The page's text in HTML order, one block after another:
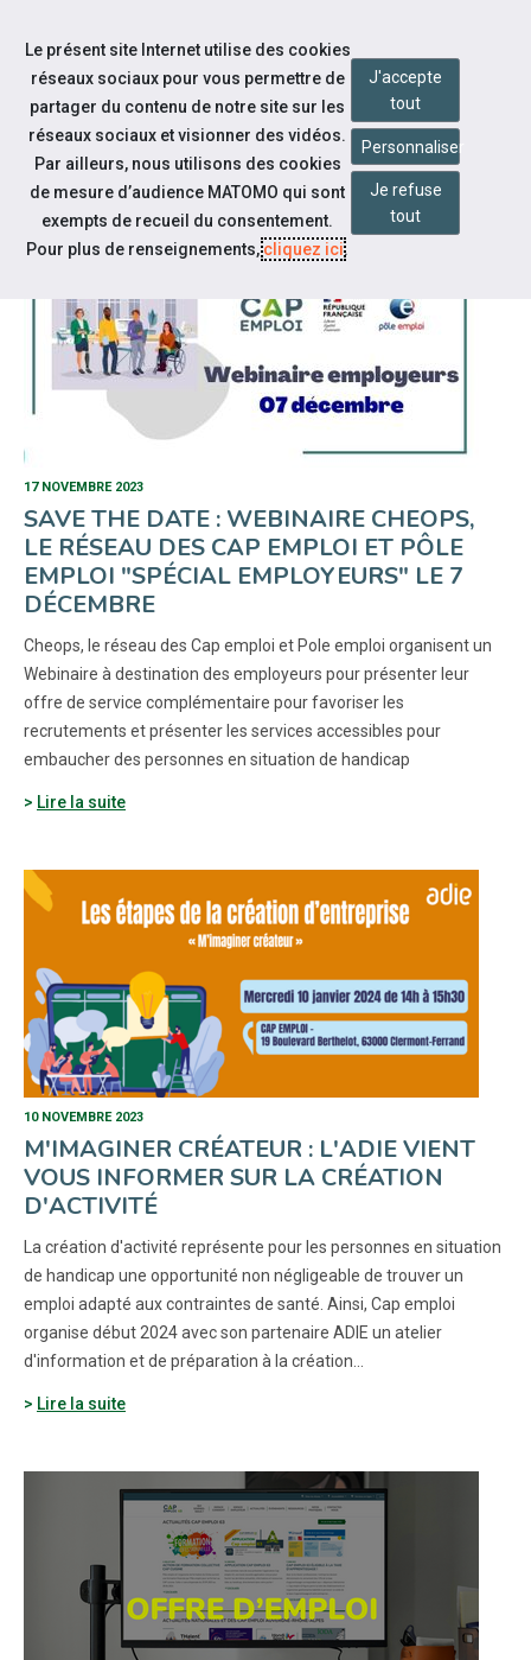
Aller au contenu
NOTRE ACTUALITÉ
17 NOVEMBRE 2023
SAVE THE DATE : WEBINAIRE CHEOPS,
LE RÉSEAU DES CAP EMPLOI ET PÔLE
EMPLOI "SPÉCIAL EMPLOYEURS" LE 7
DÉCEMBRE
Cheops, le réseau des Cap emploi et Pole emploi organisent un
Webinaire à destination des employeurs pour présenter leur
offre de service complémentaire pour favoriser les
recrutements et présenter les services accessibles pour
embaucher des personnes en situation de handicap
Lire la suite
10 NOVEMBRE 2023
M'IMAGINER CRÉATEUR : L'ADIE VIENT
VOUS INFORMER SUR LA CRÉATION
D'ACTIVITÉ
La création d'activité représente pour les personnes en situation
de handicap une opportunité non négligeable de trouver un
emploi adapté aux contraintes de santé. Ainsi, Cap emploi
organise début 2024 avec son partenaire ADIE un atelier
d'information et de préparation à la création...
Lire la suite
Le présent site Internet utilise des cookies
réseaux sociaux pour vous permettre de
partager du contenu de notre site sur les
réseaux sociaux et visionner des vidéos.
Par ailleurs, nous utilisons des cookies
de mesure d’audience MATOMO qui sont
exempts de recueil du consentement.
Pour plus de renseignements,cliquez ici.
J'accepte
tout
Personnaliser
Je refuse
tout